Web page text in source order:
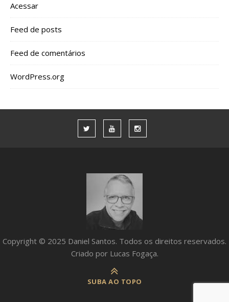
Acessar
Feed de posts
Feed de comentários
WordPress.org
Copyright © 2025 Daniel Santos. Todos os direitos reservados.
Criado por Lucas Fogaça.
SUBA AO TOPO